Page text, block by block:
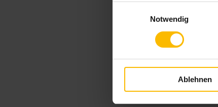
Notwendig
Ablehnen